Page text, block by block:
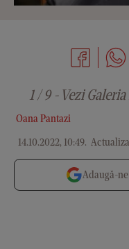
Oana Pantazi
14.10.2022, 10:49.
1 / 9 - Vezi
Adaugă-